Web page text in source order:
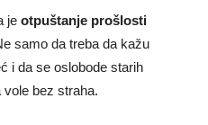
je otpuštanje prošlosti
samo da treba da kažu
i da se oslobode starih
bez straha.